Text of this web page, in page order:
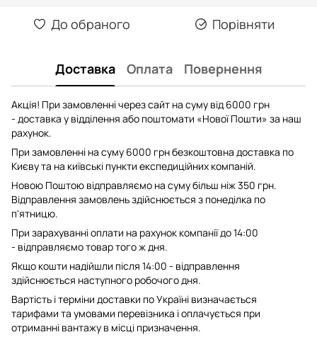
До обраного Порівняти
Доставка Оплата Повернення
Акція! При замовленні через сайт на суму від 6000 грн
- доставка у відділення або поштомати «Нової Пошти» за наш
рахунок.
При замовленні на суму 6000 грн безкоштовна доставка по
Києву та на київські пункти експедиційних компаній.
Новою Поштою відправляємо на суму більш ніж 350 грн.
Відправлення замовлень здійснюється з понеділка по
п'ятницю.
При зарахуванні оплати на рахунок компанії до 14:00
- відправляємо товар того ж дня.
Якщо кошти надійшли після 14:00 - відправлення
здійснюється наступного робочого дня.
Вартість і терміни доставки по Україні визначається
тарифами та умовами перевізника і оплачується при
отриманні вантажу в місці призначення.